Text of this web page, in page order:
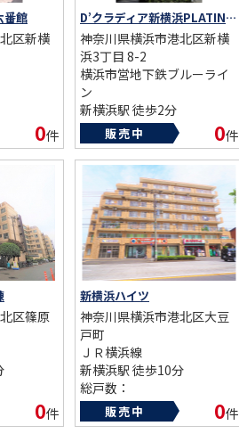
番館
区新横
0件
D’クラディア新横浜PLATINUM SOLID
神奈川県横浜市港北区新横
浜3丁目 8-2
横浜市営地下鉄ブルーライ
ン
新横浜駅 徒歩2分
総戸数：68戸
築年数：2007年
販売中 0件
区篠原
0件
新横浜ハイツ
神奈川県横浜市港北区大豆
戸町
ＪＲ横浜線
新横浜駅 徒歩10分
総戸数：
築年数：1986年
販売中 0件